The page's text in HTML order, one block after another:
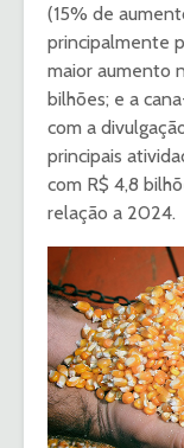
(15% de
principalmente
maior aumento
bilhões; e a
com a
principais
com R$ 4,8
relação a 2024.